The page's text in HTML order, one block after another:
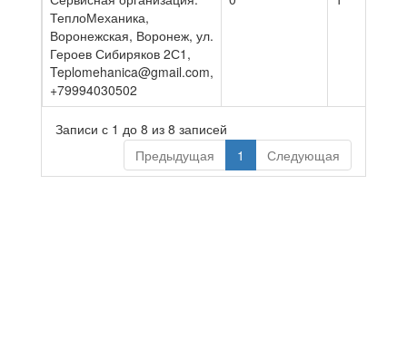
ТеплоМеханика,
Воронежская, Воронеж, ул.
Героев Сибиряков 2С1,
Teplomehanica@gmail.com,
+79994030502
Записи с 1 до 8 из 8 записей
Предыдущая
1 Следующая